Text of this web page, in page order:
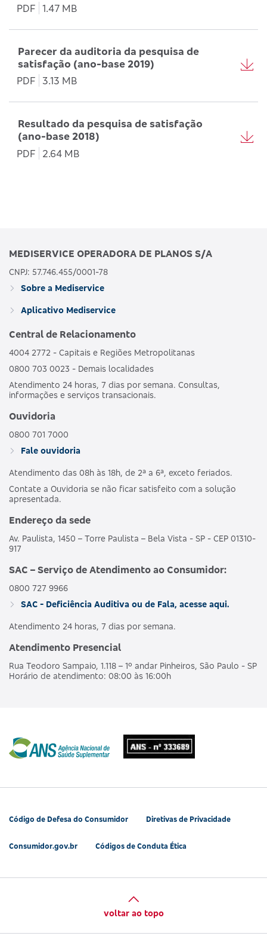
PDF 1.47 MB
Parecer da auditoria da pesquisa de
satisfação (ano-base 2019)
PDF
3.13 MB
Resultado da pesquisa de satisfação
(ano-base 2018)
PDF
2.64 MB
MEDISERVICE OPERADORA DE PLANOS S/A
CNPJ: 57.746.455/0001-78
Sobre a Mediservice
Aplicativo Mediservice
Central de Relacionamento
4004 2772 - Capitais e Regiões Metropolitanas
0800 703 0023 - Demais localidades
Atendimento 24 horas, 7 dias por semana. Consultas,
informações e serviços transacionais.
Ouvidoria
0800 701 7000
Fale ouvidoria
Atendimento das 08h às 18h, de 2ª a 6ª, exceto feriados.
Contate a Ouvidoria se não ficar satisfeito com a solução
apresentada.
Endereço da sede
Av. Paulista, 1450 – Torre Paulista – Bela Vista - SP - CEP 01310-
917
SAC – Serviço de Atendimento ao Consumidor:
0800 727 9966
SAC - Deficiência Auditiva ou de Fala, acesse aqui.
Atendimento 24 horas, 7 dias por semana.
Atendimento Presencial
Rua Teodoro Sampaio, 1.118 – 1º andar Pinheiros, São Paulo - SP
Horário de atendimento: 08:00 às 16:00h
Código de Defesa do Consumidor Diretivas de Privacidade
Consumidor.gov.br Códigos de Conduta Ética
voltar ao topo